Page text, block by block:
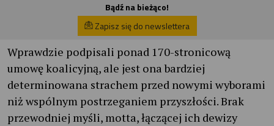
Bądź na bieżąco!
Zapisz się do newslettera
Wprawdzie podpisali ponad 170-stronicową
umowę koalicyjną, ale jest ona bardziej
determinowana strachem przed nowymi wyborami
niż wspólnym postrzeganiem przyszłości. Brak
przewodniej myśli, motta, łączącej ich dewizy